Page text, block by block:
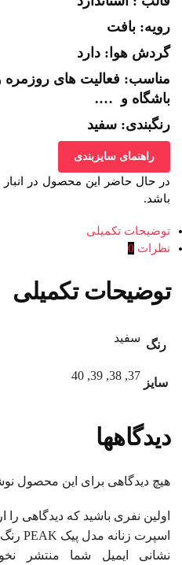
رویه: بافت
گردش هوا: دارد
مناسب: فعالیت های روزمره
باشگاه و ….
رنگبندی: سفید
راهنمای سایزبندی
در حال حاضر این محصول در
باشد.
توضیحات تکمیلی
نظرات 0
توضیحات تکمیلی
رنگ
سفید
سایز
37, 38, 39, 40
دیدگاهها
هیچ دیدگاهی برای این محصول
اولین نفری باشید که دیدگاهی
اسپرت زنانه مدل پیک PEAK رنگ سفید کد 41862”
نشانی ایمیل شما منتشر